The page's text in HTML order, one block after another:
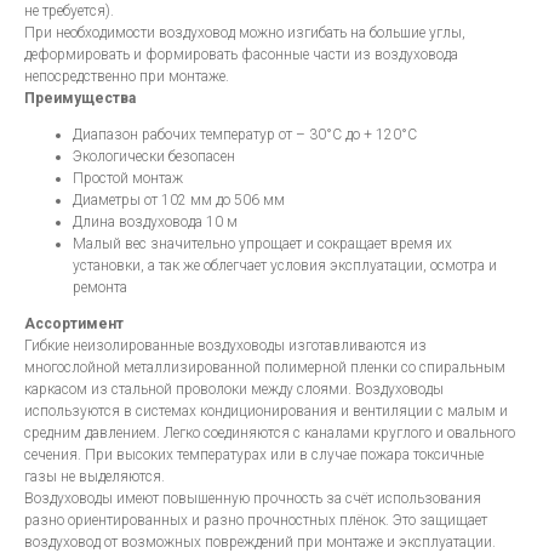
не требуется).
При необходимости воздуховод можно изгибать на большие углы,
деформировать и формировать фасонные части из воздуховода
непосредственно при монтаже.
Преимущества
Диапазон рабочих температур от – 30°С до + 120°С
Экологически безопасен
Простой монтаж
Диаметры от 102 мм до 506 мм
Длина воздуховода 10 м
Малый вес значительно упрощает и сокращает время их
установки, а так же облегчает условия эксплуатации, осмотра и
ремонта
Ассортимент
Гибкие неизолированные воздуховоды изготавливаются из
многослойной металлизированной полимерной пленки со спиральным
каркасом из стальной проволоки между слоями. Воздуховоды
используются в системах кондиционирования и вентиляции с малым и
средним давлением. Легко соединяются с каналами круглого и овального
сечения. При высоких температурах или в случае пожара токсичные
газы не выделяются.
Воздуховоды имеют повышенную прочность за счёт использования
разно ориентированных и разно прочностных плёнок. Это защищает
воздуховод от возможных повреждений при монтаже и эксплуатации.